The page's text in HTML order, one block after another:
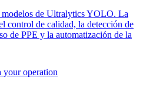
de Ultralytics YOLO. La
control de calidad, la detección de
de PPE y la automatización de la